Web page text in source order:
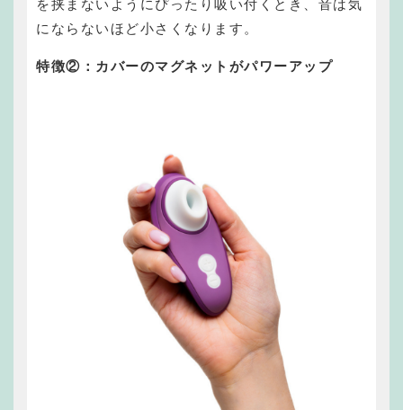
を挟まないようにぴったり吸い付くとき、音は気
にならないほど小さくなります。
特徴②： カバーのマグネットがパワーアップ